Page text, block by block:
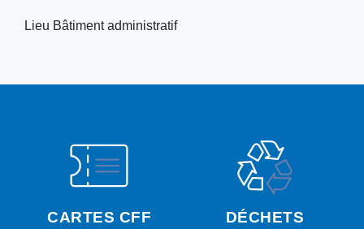
CARTES CFF DÉCHETS
Lieu Bâtiment administratif